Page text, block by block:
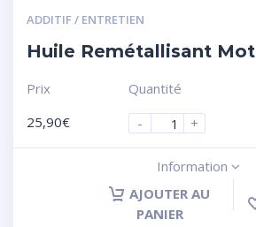
ADDITIF / ENTRETIEN
Huile Remétallisant
Prix
25,90€
Quantité
-
+
Information
AJOUTER AU
PANIER